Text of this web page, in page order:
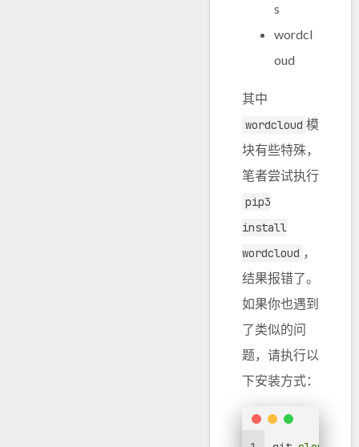
s
wordcl
oud
其中
wordcloud 模
块有些特殊，
笔者尝试执行
pip3
install
wordcloud ，
结果报错了。
如果你也遇到
了类似的问
题，请执行以
下安装方式：